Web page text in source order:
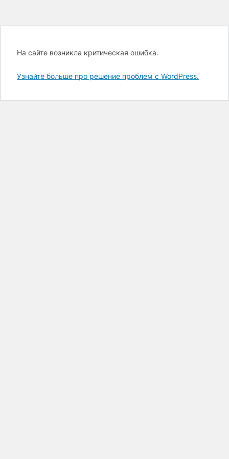
На сайте возникла критическая ошибка.
Узнайте больше про решение проблем с WordPress.